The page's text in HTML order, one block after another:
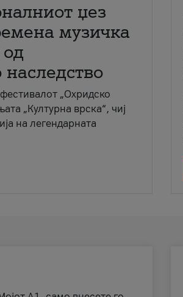
џез
музичка
„Охридско
„Културна врска“, чиј
на легендарната